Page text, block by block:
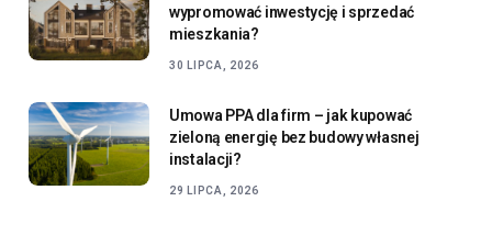
wypromować inwestycję i sprzedać
mieszkania?
30 LIPCA, 2026
Umowa PPA dla firm – jak kupować
zieloną energię bez budowy własnej
instalacji?
29 LIPCA, 2026